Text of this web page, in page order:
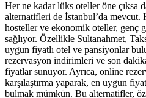
Her ne kadar lüks oteller öne çıksa
alternatifleri de İstanbul’da mevcut.
hosteller ve ekonomik oteller, genç
sağlıyor. Özellikle Sultanahmet,
uygun fiyatlı otel ve pansiyonlar
rezervasyon indirimleri ve son
fiyatlar sunuyor. Ayrıca, online
karşılaştırma yaparak, en uygun
bulmak mümkün. Bu alternatifler,